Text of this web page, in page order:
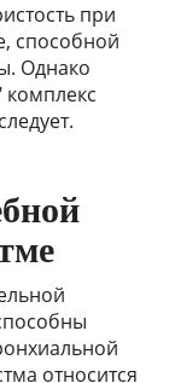
при
способной
Однако
относится